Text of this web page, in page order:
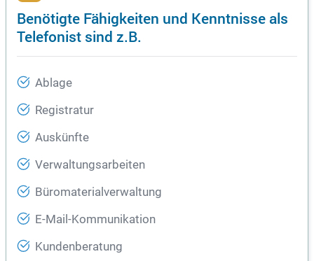
Benötigte Fähigkeiten und Kenntnisse als
Telefonist sind z.B.
Ablage
Registratur
Auskünfte
Verwaltungsarbeiten
Büromaterialverwaltung
E-Mail-Kommunikation
Kundenberatung